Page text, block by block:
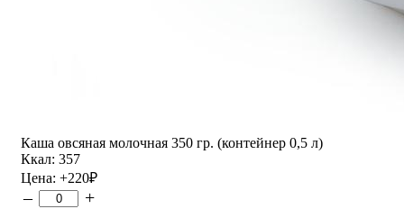
Каша овсяная молочная 350 гр. (контейнер 0,5 л)
Ккал: 357
Цена: +220₽
– +